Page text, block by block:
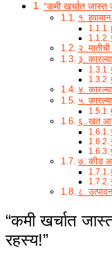
“कमी खर्चात जास्त
१.
२.
३.
४.
५.
६. खत
७. कीड
८.
“कमी खर्चात
रहस्य!”